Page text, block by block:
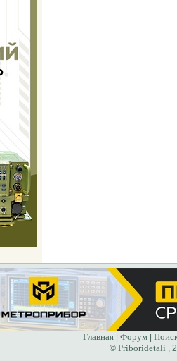
Главная| Форум|
© Priboridetali ,